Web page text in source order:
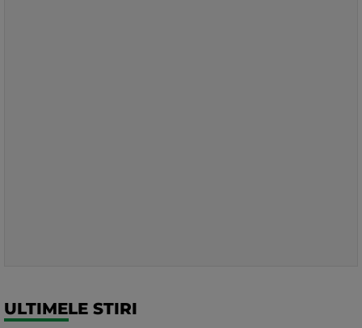
ULTIMELE STIRI